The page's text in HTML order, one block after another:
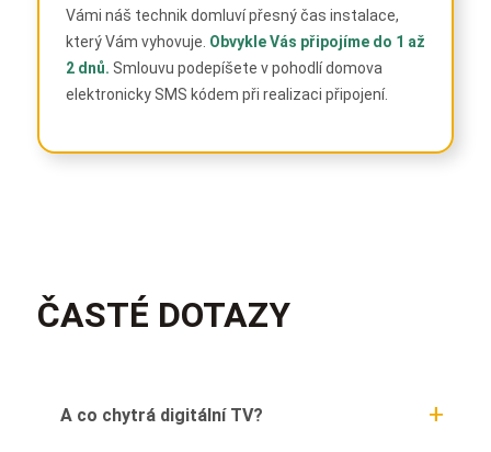
Vámi náš technik domluví přesný čas instalace,
který Vám vyhovuje. Obvykle Vás připojíme do 1 až
2 dnů. Smlouvu podepíšete v pohodlí domova
elektronicky SMS kódem při realizaci připojení.
ČASTÉ DOTAZY
A co chytrá digitální TV? +